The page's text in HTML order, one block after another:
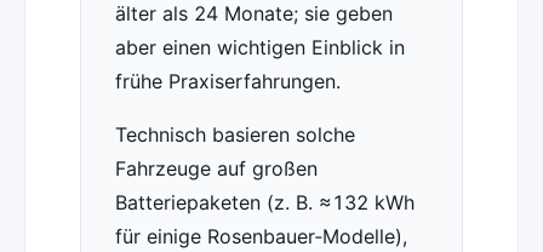
älter als 24 Monate; sie geben
aber einen wichtigen Einblick in
frühe Praxiserfahrungen.
Technisch basieren solche
Fahrzeuge auf großen
Batteriepaketen (z. B. ≈132 kWh
für einige Rosenbauer‑Modelle),